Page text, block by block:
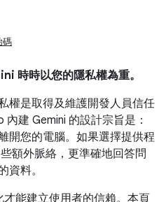
碼
時時以您的隱私權為重。
權是取得及維護開發人員信任
建 Gemini 的設計宗旨是：
開您的電腦。如果選擇提供程
額外脈絡，更準確地回答問
資料。
能建立使用者的信賴。本頁